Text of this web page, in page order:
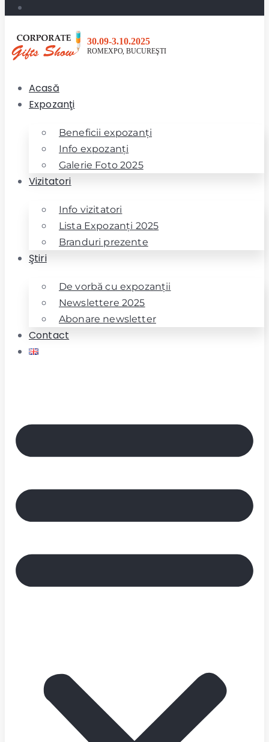
Acasă
Expozanţi
Beneficii expozanţi
Info expozanţi
Galerie Foto 2025
Vizitatori
Info vizitatori
Lista Expozanţi 2025
Branduri prezente
Ştiri
De vorbă cu expozanţii
Newslettere 2025
Abonare newsletter
Contact